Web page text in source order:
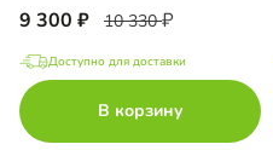
9 300 10 330
Доступно для доставки
В корзину